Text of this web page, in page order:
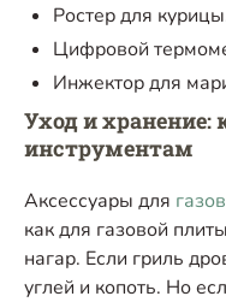
Ростер для
Цифровой
Инжектор для
Уход и хранение:
инструментам
Аксессуары для
как для газовой
нагар. Если гриль
углей и копоть. Но